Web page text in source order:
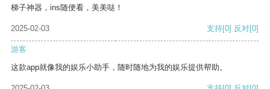
梯子神器，ins随便看，美美哒！
2025-02-03 支持[0] 反对[0]
游客
这款app就像我的娱乐小助手，随时随地为我的娱乐提供帮助。